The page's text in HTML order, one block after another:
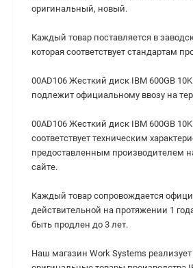
оригинальный, новый.
Каждый товар поставляется в
которая соответствует стандартам
00AD106 Жесткий диск IBM 600GB 10K
подлежит официальному ввозу на
00AD106 Жесткий диск IBM 600GB 10K
cоответствует техническим
предоставленным производителем
сайте.
Каждый товар сопровождается
действительной на протяжении 1
быть продлен до 3 лет.
Наш магазин Work Systems реализует